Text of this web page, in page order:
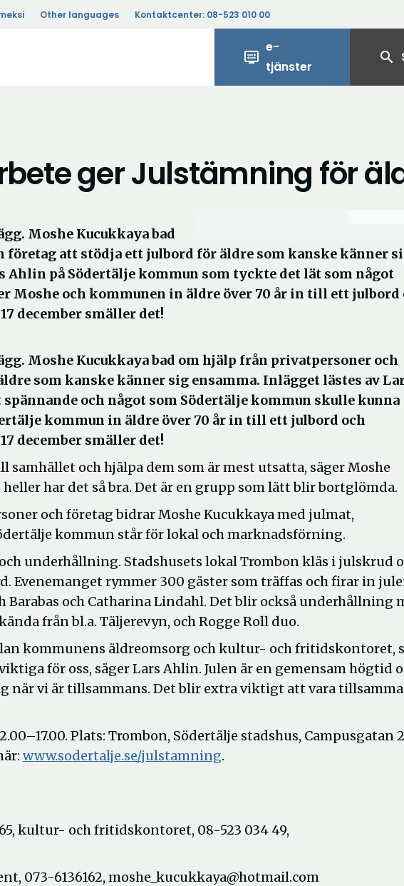
Other languages Kontaktcenter: 08-523 010 00
display_settings
e-
tjänster
search
ger Julstämning för
Moshe Kucukkaya bad
att stödja ett julbord för äldre som kanske känner
Ahlin på Södertälje kommun som tyckte det lät som något
Moshe och kommunen in äldre över 70 år in till ett julbord
december smäller det!
Moshe Kucukkaya bad om hjälp från privatpersoner och
som kanske känner sig ensamma. Inlägget lästes av
och något som Södertälje kommun skulle kunna
kommun in äldre över 70 år in till ett julbord och
december smäller det!
och hjälpa dem som är mest utsatta, säger Moshe
har det så bra. Det är en grupp som lätt blir bortglömda.
och företag bidrar Moshe Kucukkaya med julmat,
kommun står för lokal och marknadsförning.
underhållning. Stadshusets lokal Trombon kläs i julskrud
Evenemanget rymmer 300 gäster som träffas och firar in
Barabas och Catharina Lindahl. Det blir också underhållning
från bl.a. Täljerevyn, och Rogge Roll duo.
kommunens äldreomsorg och kultur- och fritidskontoret,
för oss, säger Lars Ahlin. Julen är en gemensam högtid
vi är tillsammans. Det blir extra viktigt att vara
Plats: Trombon, Södertälje stadshus, Campusgatan
www.sodertalje.se/julstamning.
kultur- och fritidskontoret, 08-523 034 49,
073-6136162, moshe_kucukkaya@hotmail.com